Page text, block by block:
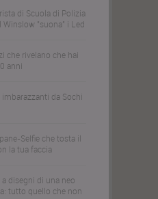
di Scuola di Polizia
Winslow "suona" i Led
che rivelano che hai
anni
da Sochi
Selfie che tosta il
la tua faccia
a disegni di una neo
tutto quello che non